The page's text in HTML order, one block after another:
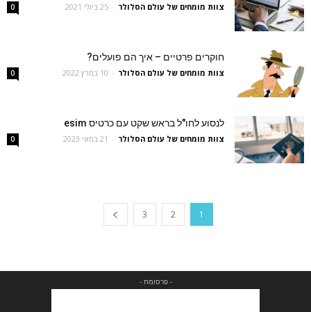
צוות מומחים של עולם הסלולר - 25 ביולי 2021 0
חוקרים פרטיים – איך הם פועלים?
צוות מומחים של עולם הסלולר - 10 במרץ 2022 0
לנסוע לחו"ל בראש שקט עם כרטיס esim
צוות מומחים של עולם הסלולר - 21 במאי 2023 0
1
2
3
- פרסומת -